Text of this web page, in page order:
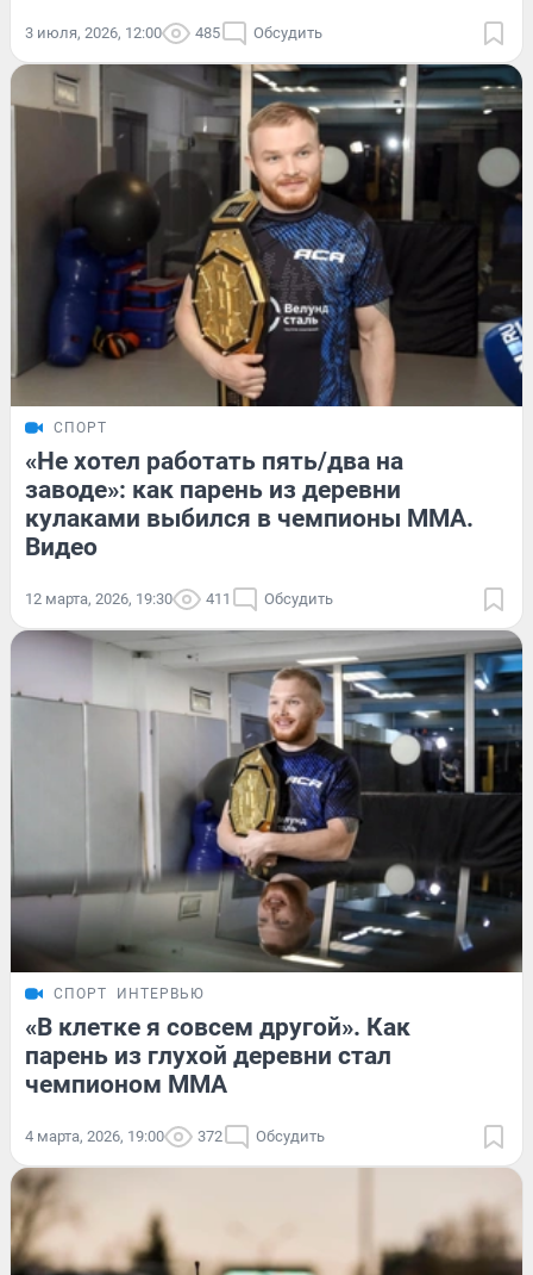
3 июля, 2026, 12:00 485 Обсудить
СПОРТ
«Не хотел работать пять/два на
заводе»: как парень из деревни
кулаками выбился в чемпионы ММА.
Видео
12 марта, 2026, 19:30 411 Обсудить
СПОРТ ИНТЕРВЬЮ
«В клетке я совсем другой». Как
парень из глухой деревни стал
чемпионом ММА
4 марта, 2026, 19:00 372 Обсудить